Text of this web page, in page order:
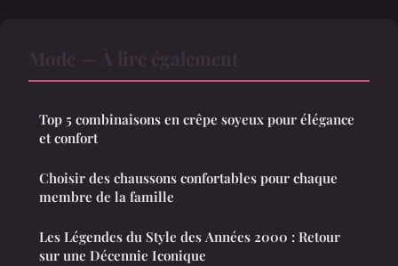
Top 5 combinaisons en crêpe soyeux pour élégance
et confort
Choisir des chaussons confortables pour chaque
membre de la famille
Les Légendes du Style des Années 2000 : Retour
sur une Décennie Iconique